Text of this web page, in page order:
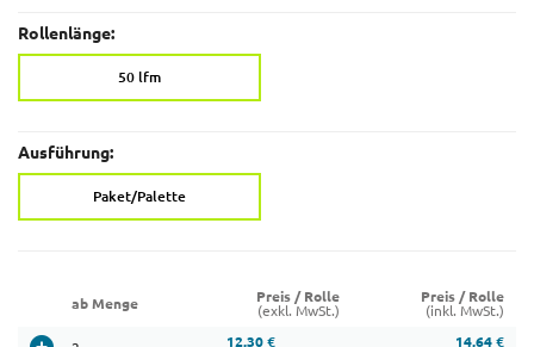
Rollenlänge:
50 lfm
Ausführung:
Paket/Palette
ab Menge
Preis / Rolle
(exkl. MwSt.)
Preis / Rolle
(inkl. MwSt.)
12,30 € 14,64 €